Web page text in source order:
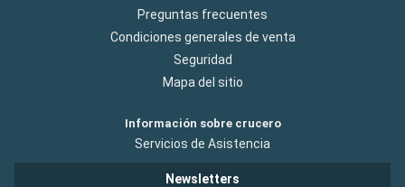
Preguntas frecuentes
Condiciones generales de venta
Seguridad
Mapa del sitio
Información sobre crucero
Servicios de Asistencia
Newsletters